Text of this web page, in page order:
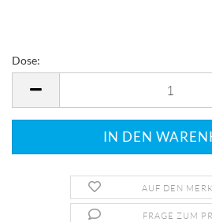
Dose:
AUF DEN
FRAGE ZUM